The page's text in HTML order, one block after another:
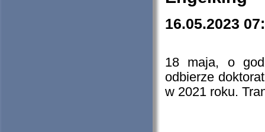
16.05.2023
18 maja, o
odbierze
w 2021 roku.